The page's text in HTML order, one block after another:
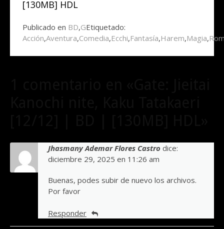
[130MB] HDL
Publicado en BD,GEtiquetado:
Acción,Aventura,Comedia,Ecchi,Fantasía,Harem,Magia,
Jhasmany Ademar Flores Castro dice:
diciembre 29, 2025 en 11:26 am
Buenas, podes subir de nuevo los archivos.
Por favor
Responder